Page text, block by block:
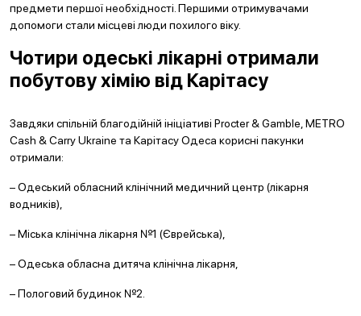
предмети першої необхідності. Першими отримувачами
допомоги стали місцеві люди похилого віку.
Чотири одеські лікарні отримали
побутову хімію від Карітасу
Завдяки спільній благодійній ініціативі Procter & Gamble, METRO
Cash & Carry Ukraine та Карітасу Одеса корисні пакунки
отримали:
– Одеський обласний клінічний медичний центр (лікарня
водників),
– Міська клінічна лікарня №1 (Єврейська),
– Одеська обласна дитяча клінічна лікарня,
– Пологовий будинок №2.